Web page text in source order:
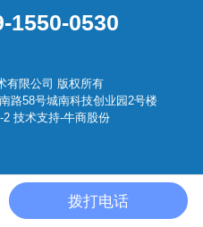
1550-0530
有限公司 版权所有
路58号城南科技创业园2号楼
2 技术支持-牛商股份
关于我们 电话咨询
拨打电话